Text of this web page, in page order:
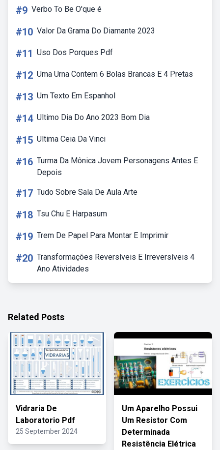
#9 Verbo To Be O'que é
#10 Valor Da Grama Do Diamante 2023
#11 Uso Dos Porques Pdf
#12 Uma Urna Contem 6 Bolas Brancas E 4 Pretas
#13 Um Texto Em Espanhol
#14 Ultimo Dia Do Ano 2023 Bom Dia
#15 Ultima Ceia Da Vinci
#16 Turma Da Mônica Jovem Personagens Antes E
Depois
#17 Tudo Sobre Sala De Aula Arte
#18 Tsu Chu E Harpasum
#19 Trem De Papel Para Montar E Imprimir
#20 Transformações Reversíveis E Irreversíveis 4
Ano Atividades
Related Posts
Vidraria De
Laboratorio Pdf
25 September 2024
Um Aparelho Possui
Um Resistor Com
Determinada
Resistência Elétrica